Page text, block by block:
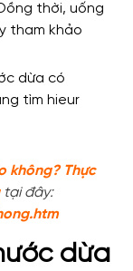
thời, uống
tham khảo
không? Thực
tại đây:
dừa